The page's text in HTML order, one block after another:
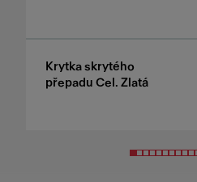
Krytka skrytého
přepadu Cel. Zlatá